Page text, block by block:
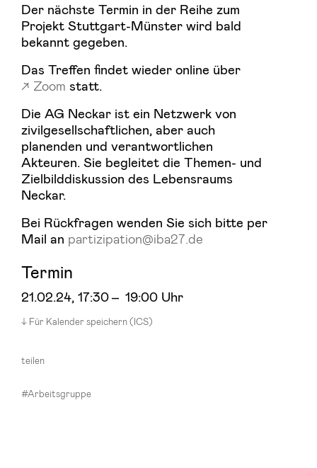
Der nächste Termin in der Reihe zum
Projekt Stuttgart-Münster wird bald
bekannt gegeben.
Das Treffen findet wieder online über
Zoom statt.
Die AG Neckar ist ein Netzwerk von
zivilgesellschaftlichen, aber auch
planenden und verantwortlichen
Akteuren. Sie begleitet die Themen- und
Zielbilddiskussion des Lebensraums
Neckar.
Bei Rückfragen wenden Sie sich bitte per
Mail an partizipation@iba27.de
Termin
21.02.24, 17:30– 19:00 Uhr
Für Kalender speichern (ICS)
teilen
#Arbeitsgruppe